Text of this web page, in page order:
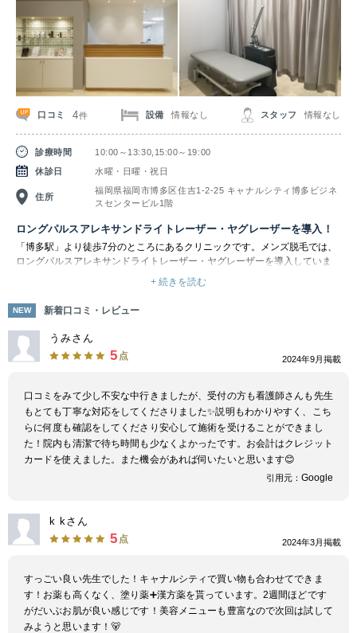
口コミ 4件 設備 情報なし スタッフ 情報なし
診療時間
10:00～13:30,15:00～19:00
休診日
水曜・日曜・祝日
住所
福岡県福岡市博多区住吉1-2-25 キャナルシティ博多ビジネ
スセンタービル1階
ロングパルスアレキサンドライトレーザー・ヤグレーザーを導入！
「博多駅」より徒歩7分のところにあるクリニックです。メンズ脱毛では、
ロングパルスアレキサンドライトレーザー・ヤグレーザーを導入していま
す。施術時には表皮を守るための冷却ガスが照射直前に噴射されるため、表
皮を痛めることなくレーザーを照射できます。そのため比較的ダメージが少
なく、安全に脱毛を行えるのが特徴です。顔全体を照射した場合、うぶ毛も
少なくなり肌質の改善が期待できます。肌のくすみや毛穴が気になりにくく
なることで、美肌効果を実感できます。脱毛しながら肌質改善もできるた
め、ヒゲ脱毛には特に人気となっています。ただし効果を実感できる回数は
一人ひとりのお肌の状態によって異なるため、気になる点があればぜひ一度
親身になって提案を行ってくれます。ご心配や疑問な点は何でも質問してみ
クリニックでは人気のヒゲ脱毛や、VIO脱毛にも対応しています。1回ごと
の都度払いの他、同一部位で6回目以降の施術を行う場合は半額になる料金
体系になっているため、リーズナブルです。そのため毛質や肌質に応じて、
適した回数だけを効率よく受けられておすすめです。
+ 続きを読む
NEW 新着口コミ・レビュー
うみさん
5 点 2024年9月掲載
口コミをみて少し不安な中行きましたが、受付の方も看護師さんも先生
もとても丁寧な対応をしてくださりました✨説明もわかりやすく、こち
らに何度も確認をしてくださり安心して施術を受けることができまし
た！院内も清潔で待ち時間も少なくよかったです。お会計はクレジット
カードを使えました。また機会があれば伺いたいと思います😊
引用元： Google
k kさん
5 点 2024年3月掲載
すっごい良い先生でした！キャナルシティで買い物も合わせてできま
す！お薬も高くなく、塗り薬➕漢方薬を貰っています。2週間ほどです
がだいぶお肌が良い感じです！美容メニューも豊富なので次回は試して
みようと思います！🐻